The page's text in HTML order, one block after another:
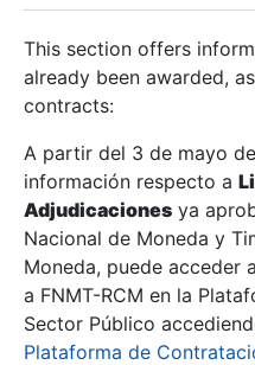
Show/Hide
Show/Hide
This section offers
already been awarded,
contracts:
A partir del 3 de mayo
información respecto a
Adjudicaciones ya
Nacional de Moneda y
Moneda, puede acceder
a FNMT-RCM en la
Sector Público
Plataforma de